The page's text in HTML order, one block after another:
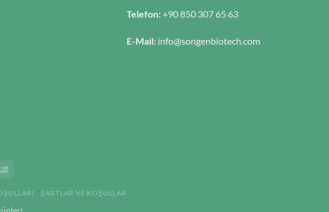
Telefon:+90 850 307 65 63
E-Mail:info@songenbiotech.com
ŞARTLAR VE KOŞULLAR